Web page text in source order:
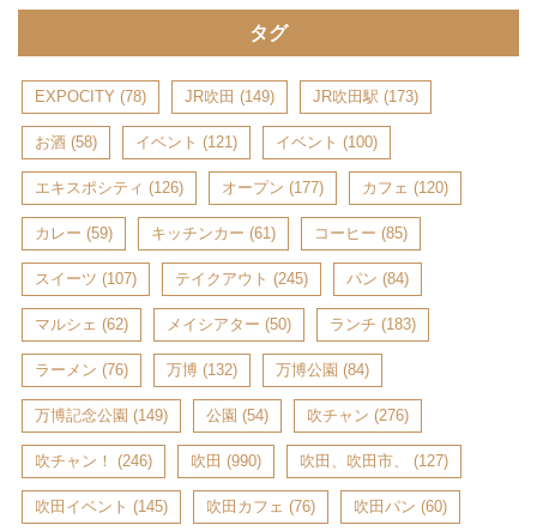
タグ
EXPOCITY (78) JR吹田 (149) JR吹田駅 (173)
お酒 (58) イベント (121) イベント (100)
エキスポシティ (126) オープン (177) カフェ (120)
カレー (59) キッチンカー (61) コーヒー (85)
スイーツ (107) テイクアウト (245) パン (84)
マルシェ (62) メイシアター (50) ランチ (183)
ラーメン (76) 万博 (132) 万博公園 (84)
万博記念公園 (149) 公園 (54) 吹チャン (276)
吹チャン！ (246) 吹田 (990) 吹田、吹田市、 (127)
吹田イベント (145) 吹田カフェ (76) 吹田パン (60)